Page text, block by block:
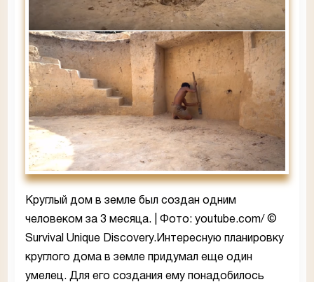
Круглый дом в земле был создан одним
человеком за 3 месяца. | Фото: youtube.com/ ©
Survival Unique Discovery.Интересную планировку
круглого дома в земле придумал еще один
умелец. Для его создания ему понадобилось